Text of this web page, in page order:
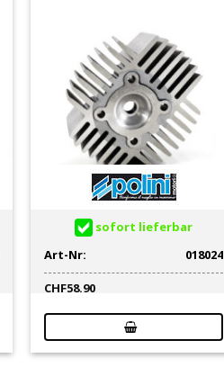
sofort lieferbar
Art-Nr:
018024
CHF58.90